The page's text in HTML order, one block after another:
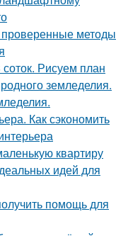
методы
соток. Рисуем план
земледелия.
Как сэкономить
квартиру
идей для
помощь для